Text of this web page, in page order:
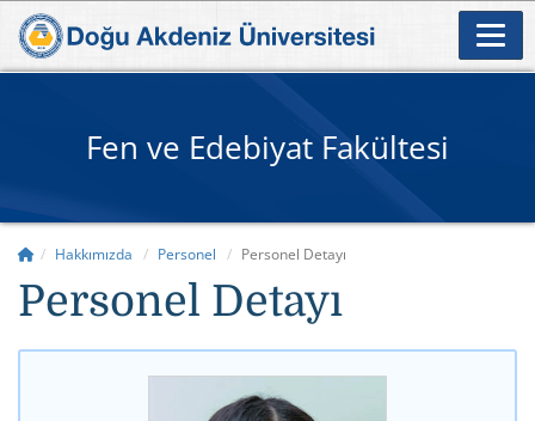
Fen ve Edebiyat Fakültesi
Hakkımızda Personel Personel Detayı
Personel Detayı